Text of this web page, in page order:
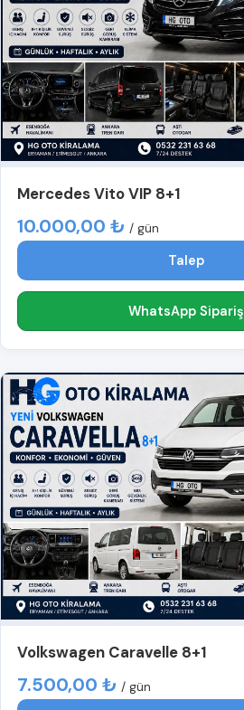
Mercedes Vito VIP 8+1
10.000,00 ₺ / gün
Talep
WhatsApp Sipariş
Volkswagen Caravelle 8+1
7.500,00 ₺ / gün